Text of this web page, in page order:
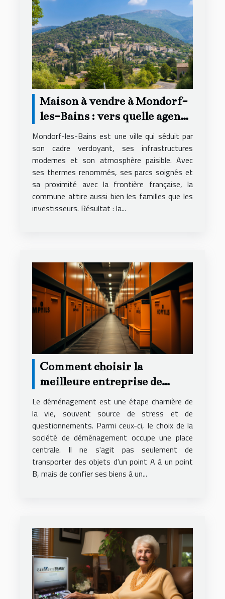
Maison à vendre à Mondorf-
les-Bains : vers quelle agence
se tourner ?
Mondorf-les-Bains est une ville qui séduit par
son cadre verdoyant, ses infrastructures
modernes et son atmosphère paisible. Avec
ses thermes renommés, ses parcs soignés et
sa proximité avec la frontière française, la
commune attire aussi bien les familles que les
investisseurs. Résultat : la...
Comment choisir la
meilleure entreprise de
déménagement pour un
service local fiable et
économique
Le déménagement est une étape charnière de
la vie, souvent source de stress et de
questionnements. Parmi ceux-ci, le choix de la
société de déménagement occupe une place
centrale. Il ne s'agit pas seulement de
transporter des objets d'un point A à un point
B, mais de confier ses biens à un...